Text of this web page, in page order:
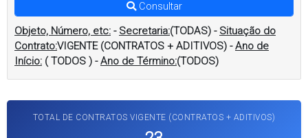
Consultar
Objeto, Número, etc: - Secretaria:(TODAS) - Situação do
Contrato:VIGENTE (CONTRATOS + ADITIVOS) -Ano de
Início: ( TODOS ) -Ano de Término:(TODOS)
TOTAL DE CONTRATOSVIGENTE (CONTRATOS + ADITIVOS)